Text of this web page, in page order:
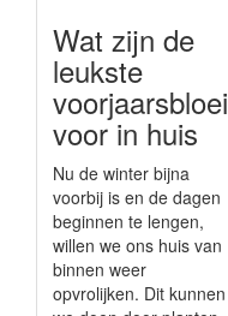
Wat zijn de
leukste
voor in huis
Nu de winter bijna
voorbij is en de dagen
beginnen te lengen,
willen we ons huis van
binnen weer
opvrolijken. Dit kunnen